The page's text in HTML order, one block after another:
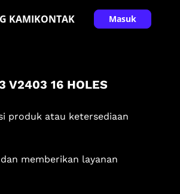
KAMIKONTAK Masuk
V2403 16 HOLES
produk atau ketersediaan
memberikan layanan